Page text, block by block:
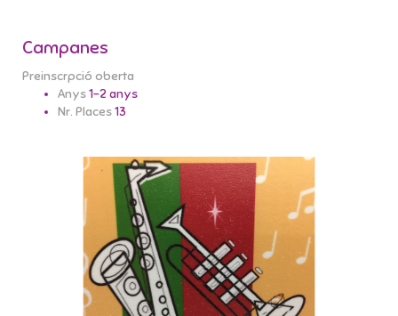
Campanes
Preinscrpció oberta
Anys1-2 anys
Nr. Places13